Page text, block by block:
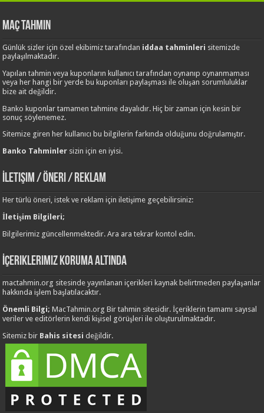
Maç Tahmin
Günlük sizler için özel ekibimiz tarafından iddaa tahminleri sitemizde
paylaşılmaktadır.
Yapılan tahmin veya kuponların kullanıcı tarafından oynanıp oynanmaması
veya her hangi bir yerde bu kuponları paylaşması ile oluşan sorumluluklar
bize ait değildir.
Banko kuponlar tamamen tahmine dayalıdır. Hiç bir zaman için kesin bir
sonuç söylenemez.
Sitemize giren her kullanıcı bu bilgilerin farkında olduğunu doğrulamıştır.
Banko Tahminler sizin için en iyisi.
İletişim / Öneri / Reklam
Her türlü öneri, istek ve reklam için iletişime geçebilirsiniz:
İletişim Bilgileri;
Bilgilerimiz güncellenmektedir. Ara ara tekrar kontol edin.
İçeriklerimiz Koruma Altında
mactahmin.org sitesinde yayınlanan içerikleri kaynak belirtmeden paylaşanlar
hakkında işlem başlatılacaktır.
Önemli Bilgi;MacTahmin.org Bir tahmin sitesidir. İçeriklerin tamamı sayısal
veriler ve editörlerin kendi kişisel görüşleri ile oluşturulmaktadır.
Sitemiz bir Bahis sitesi değildir.